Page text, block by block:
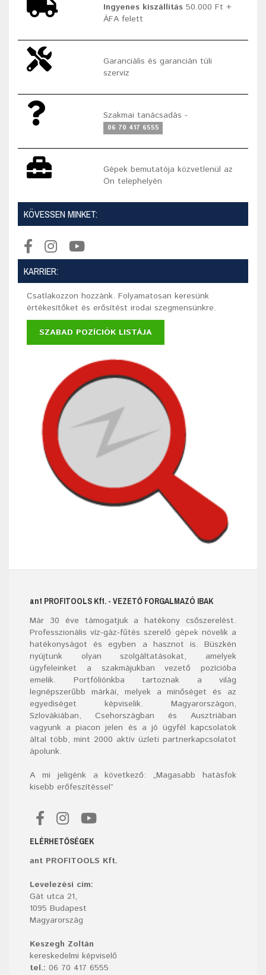
Ingyenes kiszállítás 50.000 Ft +
ÁFA felett
Garanciális és garancián túli
szerviz
Szakmai tanácsadás -
06 70 417 6555
Gépek bemutatója közvetlenül az
Ön telephelyén
KÖVESSEN MINKET:
KARRIER:
Csatlakozzon hozzánk. Folyamatosan keresünk
értékesítőket és erősítést irodai szegmensünkre.
SZABAD POZÍCIÓK LISTÁJA
ant PROFITOOLS Kft. - VEZETŐ FORGALMAZÓ IBAK
Már 30 éve támogatjuk a hatékony csőszerelést.
Professzionális víz-gáz-fűtés szerelő gépeknövelik a
hatékonyságot és egyben a hasznot is. Büszkén
nyújtunk olyan szolgáltatásokat, amelyek
ügyfeleinket a szakmájukban vezető pozícióba
emelik. Portfóliónkba tartoznak a világ
legnépszerűbb márkái, melyek a minőséget és az
egyediséget képviselik. Magyarországon,
Szlovákiában, Csehországban és Ausztriában
vagyunk a piacon jelen és a jó ügyfél kapcsolatok
által több, mint 2000 aktív üzleti partnerkapcsolatot
ápolunk.
A mi jeligénk a következő: „Magasabb hatásfok
kisebb erőfeszítéssel”
ELÉRHETŐSÉGEK
ant PROFITOOLS Kft.
Levelezési cím:
Gát utca 21,
1095 Budapest
Magyarország
Keszegh Zoltán
kereskedelmi képviselő
tel.: 06 70 417 6555